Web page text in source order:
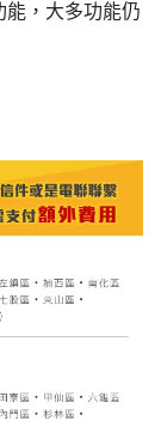
能，大多功能仍